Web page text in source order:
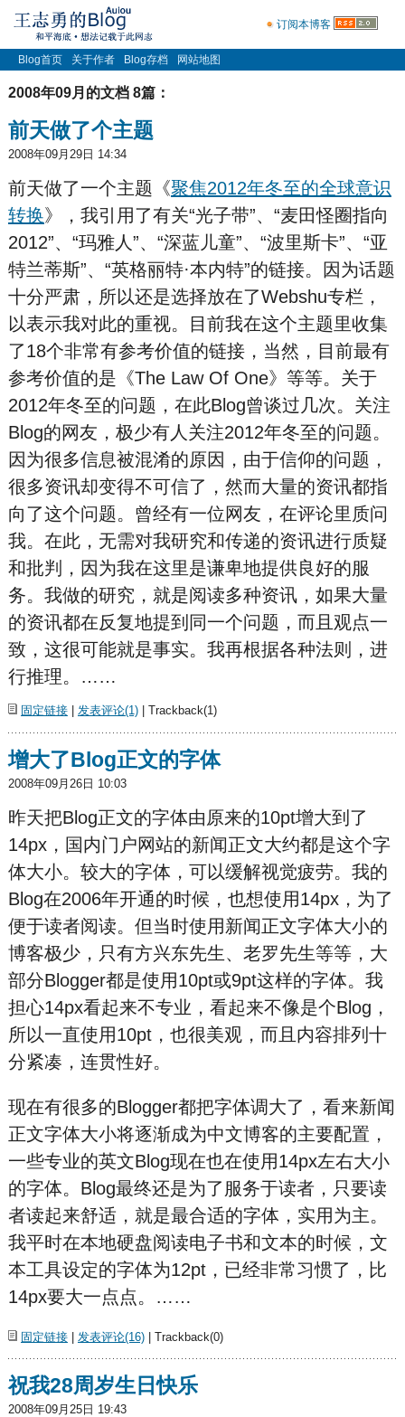
订阅本博客
Blog首页 关于作者 Blog存档 网站地图
2008年09月的文档 8篇：
前天做了个主题
2008年09月29日 14:34
前天做了一个主题《聚焦2012年冬至的全球意识
转换》，我引用了有关“光子带”、“麦田怪圈指向
2012”、“玛雅人”、“深蓝儿童”、“波里斯卡”、“亚
特兰蒂斯”、“英格丽特·本内特”的链接。因为话题
十分严肃，所以还是选择放在了Webshu专栏，
以表示我对此的重视。目前我在这个主题里收集
了18个非常有参考价值的链接，当然，目前最有
参考价值的是《The Law Of One》等等。关于
2012年冬至的问题，在此Blog曾谈过几次。关注
Blog的网友，极少有人关注2012年冬至的问题。
因为很多信息被混淆的原因，由于信仰的问题，
很多资讯却变得不可信了，然而大量的资讯都指
向了这个问题。曾经有一位网友，在评论里质问
我。在此，无需对我研究和传递的资讯进行质疑
和批判，因为我在这里是谦卑地提供良好的服
务。我做的研究，就是阅读多种资讯，如果大量
的资讯都在反复地提到同一个问题，而且观点一
致，这很可能就是事实。我再根据各种法则，进
行推理。……
固定链接| 发表评论(1)| Trackback(1)
增大了Blog正文的字体
2008年09月26日 10:03
昨天把Blog正文的字体由原来的10pt增大到了
14px，国内门户网站的新闻正文大约都是这个字
体大小。较大的字体，可以缓解视觉疲劳。我的
Blog在2006年开通的时候，也想使用14px，为了
便于读者阅读。但当时使用新闻正文字体大小的
博客极少，只有方兴东先生、老罗先生等等，大
部分Blogger都是使用10pt或9pt这样的字体。我
担心14px看起来不专业，看起来不像是个Blog，
所以一直使用10pt，也很美观，而且内容排列十
分紧凑，连贯性好。
现在有很多的Blogger都把字体调大了，看来新闻
正文字体大小将逐渐成为中文博客的主要配置，
一些专业的英文Blog现在也在使用14px左右大小
的字体。Blog最终还是为了服务于读者，只要读
者读起来舒适，就是最合适的字体，实用为主。
我平时在本地硬盘阅读电子书和文本的时候，文
本工具设定的字体为12pt，已经非常习惯了，比
14px要大一点点。……
固定链接| 发表评论(16)| Trackback(0)
祝我28周岁生日快乐
2008年09月25日 19:43